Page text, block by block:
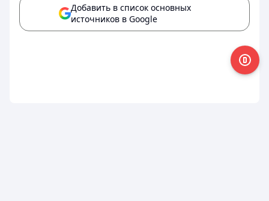
Добавить в список основных
источников в Google